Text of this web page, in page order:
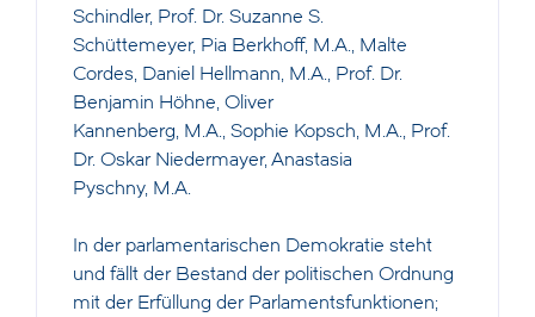
Schindler, Prof. Dr. Suzanne S.
Schüttemeyer, Pia Berkhoff, M.A., Malte
Cordes, Daniel Hellmann, M.A., Prof. Dr.
Benjamin Höhne, Oliver
Kannenberg, M.A., Sophie Kopsch, M.A., Prof.
Dr. Oskar Niedermayer, Anastasia
Pyschny, M.A.
In der parlamentarischen Demokratie steht
und fällt der Bestand der politischen Ordnung
mit der Erfüllung der Parlamentsfunktionen;